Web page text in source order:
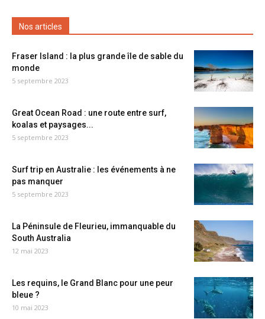
Nos articles
Fraser Island : la plus grande île de sable du
monde
5 septembre 2023
Great Ocean Road : une route entre surf,
koalas et paysages...
5 septembre 2023
Surf trip en Australie : les événements à ne
pas manquer
5 septembre 2023
La Péninsule de Fleurieu, immanquable du
South Australia
12 mai 2023
Les requins, le Grand Blanc pour une peur
bleue ?
10 mai 2023